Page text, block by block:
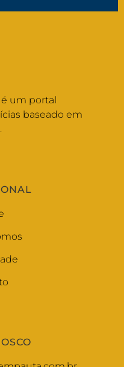
um portal
baseado em